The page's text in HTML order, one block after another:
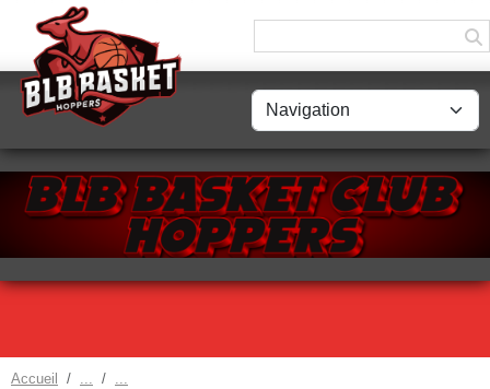
Accueil
Panneau de gestion des cookies